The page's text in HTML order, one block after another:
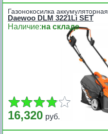
Газонокосилка аккумуляторная
Daewoo DLM 3221Li SET
Наличие:на складе
16,320 руб.